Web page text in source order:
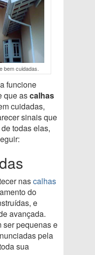
bem cuidadas.
funcione
que ascalhas
cuidadas,
sinais que
todas elas,
nascalhas
do
e
avançada.
ser pequenas e
pela
sua